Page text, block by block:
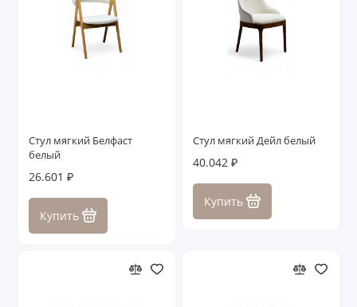
Стул мягкий Белфаст
белый
26.601 ₽
Купить
Стул мягкий Дейл белый
40.042 ₽
Купить